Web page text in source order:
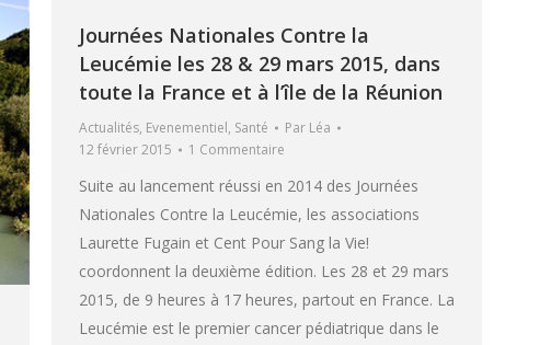
Journées Nationales Contre la
Leucémie les 28 & 29 mars 2015, dans
toute la France et à l’île de la Réunion
Actualités, Evenementiel, Santé Par Léa
12 février 2015
1 Commentaire
Suite au lancement réussi en 2014 des Journées
Nationales Contre la Leucémie, les associations
Laurette Fugain et Cent Pour Sang la Vie!
coordonnent la deuxième édition. Les 28 et 29 mars
2015, de 9 heures à 17 heures, partout en France. La
Leucémie est le premier cancer pédiatrique dans le